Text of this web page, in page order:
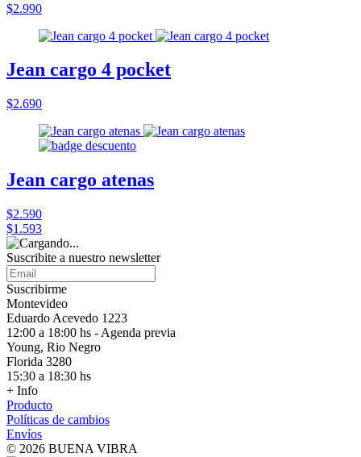
$2.990
Jean cargo 4 pocket
$2.690
Jean cargo atenas
$2.590
$1.593
Suscribite a nuestro newsletter
Suscribirme
Montevideo
Eduardo Acevedo 1223
12:00 a 18:00 hs - Agenda previa
Young, Rio Negro
Florida 3280
15:30 a 18:30 hs
+ Info
Producto
Políticas de cambios
Envíos
© 2026 BUENA VIBRA